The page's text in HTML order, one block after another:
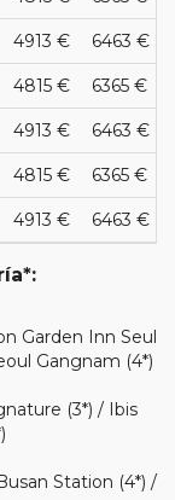
4913 € 6463 €
4815 € 6365 €
4913 € 6463 €
4815 € 6365 €
4913 € 6463 €
Garden Inn Seul
Gangnam (4*)
(3*) / Ibis
Station (4*) /